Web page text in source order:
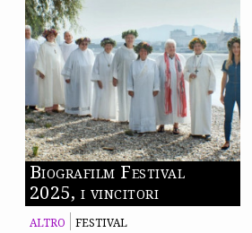
Biografilm Festival
2025, i vincitori
ALTRO FESTIVAL